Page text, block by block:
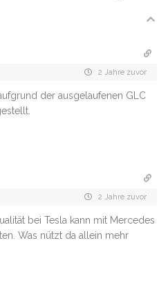
2 Jahre zuvor
der ausgelaufenen GLC
2 Jahre zuvor
bei Tesla kann mit Mercedes
Was nützt da allein mehr